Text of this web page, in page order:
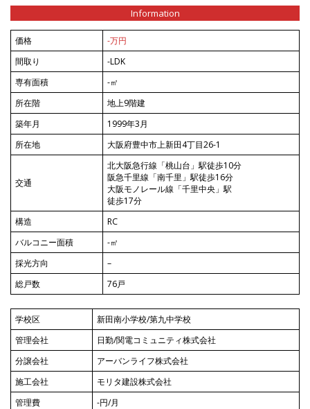
Information
価格
-万円
間取り
-LDK
専有面積
-㎡
所在階
地上9階建
築年月
1999年3月
所在地
大阪府豊中市上新田4丁目26-1
交通
北大阪急行線「桃山台」駅徒歩10分
阪急千里線「南千里」駅徒歩16分
大阪モノレール線「千里中央」駅
徒歩17分
構造
RC
バルコニー面積
-㎡
採光方向
–
総戸数
76戸
学校区
新田南小学校/第九中学校
管理会社
日勤/関電コミュニティ株式会社
分譲会社
アーバンライフ株式会社
施工会社
モリタ建設株式会社
管理費
-円/月